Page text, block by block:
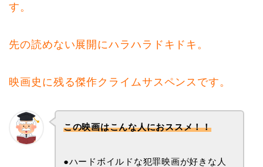
す。
先の読めない展開にハラハラドキドキ。
映画史に残る傑作クライムサスペンスです。
この映画はこんな人におススメ！！
●ハードボイルドな犯罪映画が好きな人